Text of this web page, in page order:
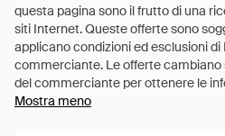
Mostra meno